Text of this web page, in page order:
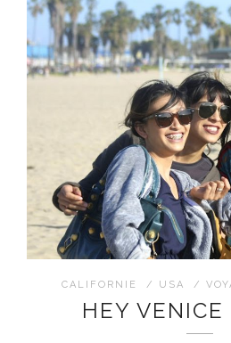
CALIFORNIE / USA /
HEY VENICE